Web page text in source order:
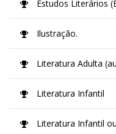
Estudos Literários
Ilustração.
Literatura Adulta
Literatura Infantil
Literatura Infantil